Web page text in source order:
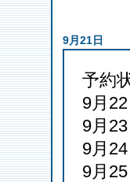
9月21日
予約
9月
9月
9月
9月